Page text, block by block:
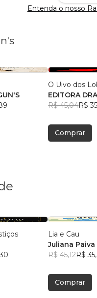
Entenda o nosso
O Uivo dos
EDITORA
R$ 45,04R$
Comprar
Lia e Cau
Juliana Paiva
R$ 45,12R$
Comprar